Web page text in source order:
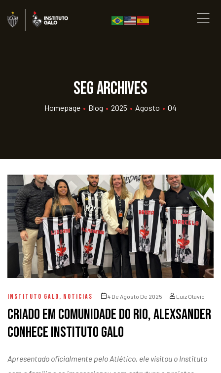
seg Archives
Homepage • Blog • 2025 • Agosto • 04
INSTITUTO GALO, NOTICIAS 4 De Agosto De 2025 Luiz Otavio
Criado em comunidade do Rio, Alexsander
conhece Instituto Galo
Apresentado oficialmente pelo Atlético, ele visitou o Instituto